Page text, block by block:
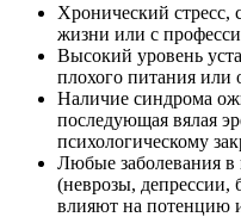
Хронический стресс,
жизни или с
Высокий уровень
плохого питания или
Наличие синдрома
последующая вялая
психологическому
Любые заболевания в
(неврозы, депрессии,
влияют на потенцию